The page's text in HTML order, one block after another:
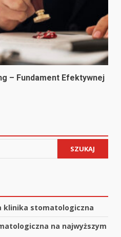
– Fundament Efektywnej
SZUKAJ
klinika stomatologiczna
na najwyższym